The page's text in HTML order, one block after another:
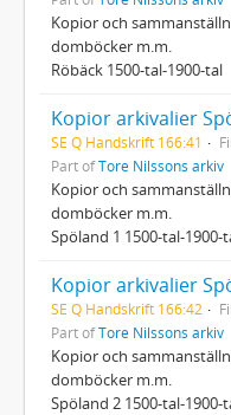
Kopior och
domböcker m.m.
Röbäck 1500-tal-1900-tal
Kopior arkivalier
SE Q Handskrift 166:41
Part ofTore Nilssons arkiv
Kopior och
domböcker m.m.
Spöland 1 1500-tal-1900-
Kopior arkivalier
SE Q Handskrift 166:42
Part ofTore Nilssons arkiv
Kopior och
domböcker m.m.
Spöland 2 1500-tal-1900-